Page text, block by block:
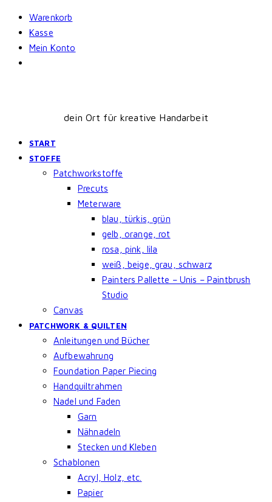
Skip
content
Warenkorb
Kasse
Mein Konto
dein Ort für kreative Handarbeit
START
STOFFE
Patchworkstoffe
Precuts
Meterware
blau, türkis, grün
gelb, orange, rot
rosa, pink, lila
weiß, beige, grau, schwarz
Painters Pallette – Unis – Paintbrush
Studio
Canvas
PATCHWORK & QUILTEN
Anleitungen und Bücher
Aufbewahrung
Foundation Paper Piecing
Handquiltrahmen
Nadel und Faden
Garn
Nähnadeln
Stecken und Kleben
Schablonen
Acryl, Holz, etc.
Papier